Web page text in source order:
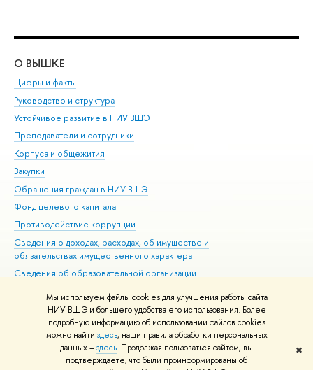
Мы используем файлы cookies для улучшения работы сайта
НИУ ВШЭ и большего удобства его использования. Более
подробную информацию об использовании файлов cookies
можно найти здесь, наши правила обработки персональных
данных –здесь. Продолжая пользоваться сайтом, вы
подтверждаете, что были проинформированы об
✖
О ВЫШКЕ
Цифры и факты
Руководство и структура
Устойчивое развитие в НИУ ВШЭ
Преподаватели и сотрудники
Корпуса и общежития
Закупки
Обращения граждан в НИУ ВШЭ
Фонд целевого капитала
Противодействие коррупции
Сведения о доходах, расходах, об имуществе и
обязательствах имущественного характера
Сведения об образовательной организации
Людям с ограниченными возможностями здоровья
Единая платежная страница
Работа в Вышке